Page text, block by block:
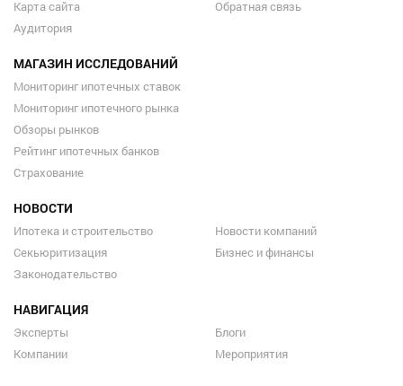
Карта сайта
Аудитория
Обратная связь
МАГАЗИН ИССЛЕДОВАНИЙ
Мониторинг ипотечных ставок
Мониторинг ипотечного рынка
Обзоры рынков
Рейтинг ипотечных банков
Страхование
НОВОСТИ
Ипотека и строительство
Секьюритизация
Законодательство
Новости компаний
Бизнес и финансы
НАВИГАЦИЯ
Эксперты
Компании
Блоги
Мероприятия